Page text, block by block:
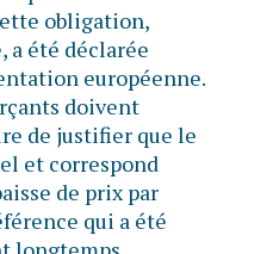
obligation,
a été déclarée
européenne.
doivent
de justifier que le
et correspond
de prix par
qui a été